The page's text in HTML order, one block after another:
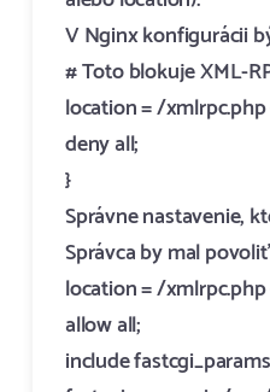
V Nginx konfigurácii
# Toto blokuje XML-
location = /xmlrpc.php
deny all;
}
Správne nastavenie,
Správca by mal
location = /xmlrpc.php
allow all;
include